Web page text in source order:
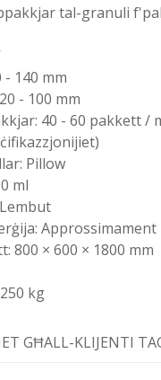
tal-granuli
140 mm
- 100 mm
40 - 60 pakkett /
Pillow
ml
Approssimament
800 × 600 × 1800 mm
kg
GĦALL-KLIJENTI